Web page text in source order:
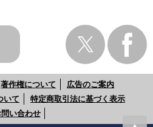
著作権について
広告のご案内
いて
特定商取引法に基づく表示
問い合わせ